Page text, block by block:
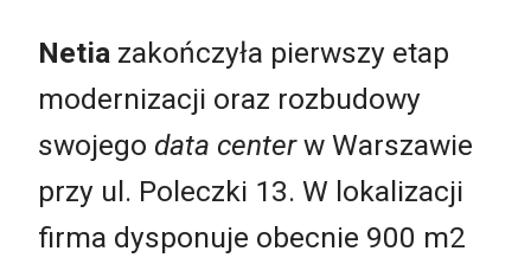
Netia zakończyła pierwszy etap
modernizacji oraz rozbudowy
swojego data centerw Warszawie
przy ul. Poleczki 13. W lokalizacji
firma dysponuje obecnie 900 m2